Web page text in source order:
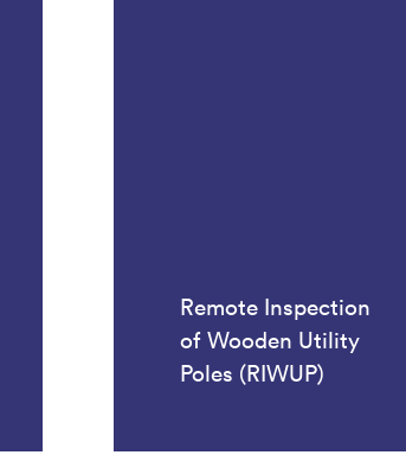
Remote Inspection
of Wooden Utility
Poles (RIWUP)